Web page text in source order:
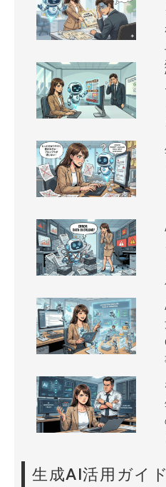
生成AI活用ガイド